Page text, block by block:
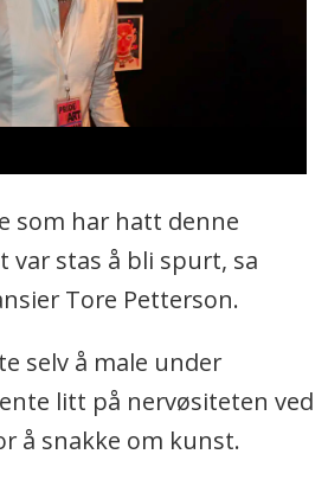
som har hatt denne
var stas å bli spurt, sa
Tore Petterson.
selv å male under
litt på nervøsiteten ved
å snakke om kunst.